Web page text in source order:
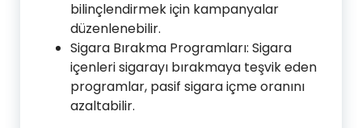
bilinçlendirmek için kampanyalar
düzenlenebilir.
Sigara Bırakma Programları: Sigara
içenleri sigarayı bırakmaya teşvik eden
programlar, pasif sigara içme oranını
azaltabilir.